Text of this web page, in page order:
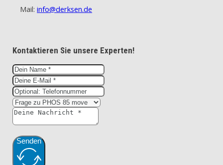
Mail:info@derksen.de
Kontaktieren Sie unsere Experten!
Senden